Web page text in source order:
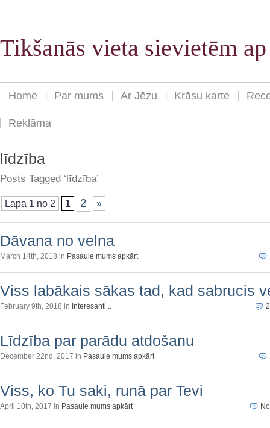
Tikšanās vieta sievietēm
Home Par mums Ar Jēzu Krāsu karte
Reklāma
līdzība
Posts Tagged ‘līdzība’
Lapa 1 no 2 1 2 »
Dāvana no velna
March 14th, 2018 in Pasaule mums apkārt
Viss labākais sākas tad, kad sabrucis
February 9th, 2018 in Interesanti...
Līdzība par parādu atdošanu
December 22nd, 2017 in Pasaule mums apkārt
Viss, ko Tu saki, runā par Tevi
April 10th, 2017 in Pasaule mums apkārt